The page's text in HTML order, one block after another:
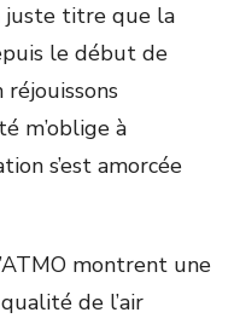
juste titre que la
le début de
m’oblige à
s’est amorcée
montrent une
de l’air